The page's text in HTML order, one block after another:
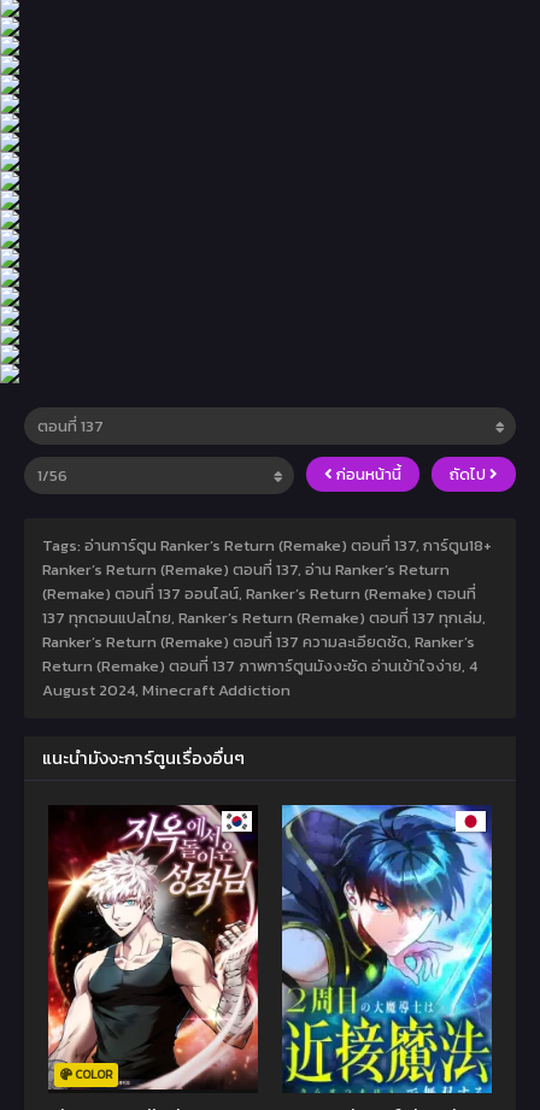
ก่อนหน้านี้ ถัดไป
Tags: อ่านการ์ตูน Ranker’s Return (Remake) ตอนที่ 137, การ์ตูน18+
Ranker’s Return (Remake) ตอนที่ 137, อ่าน Ranker’s Return
(Remake) ตอนที่ 137 ออนไลน์, Ranker’s Return (Remake) ตอนที่
137 ทุกตอนแปลไทย, Ranker’s Return (Remake) ตอนที่ 137 ทุกเล่ม,
Ranker’s Return (Remake) ตอนที่ 137 ความละเอียดชัด, Ranker’s
Return (Remake) ตอนที่ 137 ภาพการ์ตูนมังงะชัด อ่านเข้าใจง่าย, 4
August 2024, Minecraft Addiction
แนะนำมังงะการ์ตูนเรื่องอื่นๆ
COLOR